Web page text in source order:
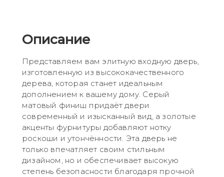
Описание
Представляем вам элитную входную дверь,
изготовленную из высококачественного
дерева, которая станет идеальным
дополнением к вашему дому. Серый
матовый финиш придаёт двери
современный и изысканный вид, а золотые
акценты фурнитуры добавляют нотку
роскоши и утончённости. Эта дверь не
только впечатляет своим стильным
дизайном, но и обеспечивает высокую
степень безопасности благодаря прочной